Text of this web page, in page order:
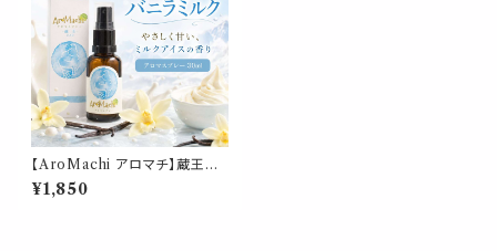
【AroMachi アロマチ】蔵王町
バニラ ミルク アロマスプレー 3
0ml 箱付｜香り アイス スイー
¥1,850